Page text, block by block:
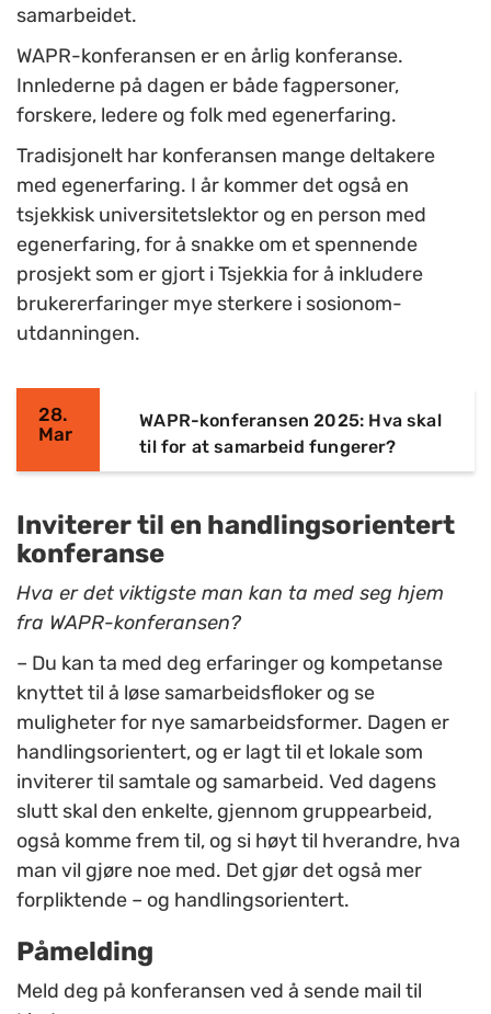
samarbeidet.
WAPR-konferansen er en årlig konferanse.
Innlederne på dagen er både fagpersoner,
forskere, ledere og folk med egenerfaring.
Tradisjonelt har konferansen mange deltakere
med egenerfaring. I år kommer det også en
tsjekkisk universitetslektor og en person med
egenerfaring, for å snakke om et spennende
prosjekt som er gjort i Tsjekkia for å inkludere
brukererfaringer mye sterkere i sosionom-
utdanningen.
28.
Mar
WAPR-konferansen 2025: Hva skal
til for at samarbeid fungerer?
Inviterer til en handlingsorientert
konferanse
Hva er det viktigste man kan ta med seg hjem
fra WAPR-konferansen?
– Du kan ta med deg erfaringer og kompetanse
knyttet til å løse samarbeidsfloker og se
muligheter for nye samarbeidsformer. Dagen er
handlingsorientert, og er lagt til et lokale som
inviterer til samtale og samarbeid. Ved dagens
slutt skal den enkelte, gjennom gruppearbeid,
også komme frem til, og si høyt til hverandre, hva
man vil gjøre noe med. Det gjør det også mer
forpliktende – og handlingsorientert.
Påmelding
Meld deg på konferansen ved å sende mail til